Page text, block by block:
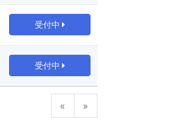
受付中
受付中
« 前へ»